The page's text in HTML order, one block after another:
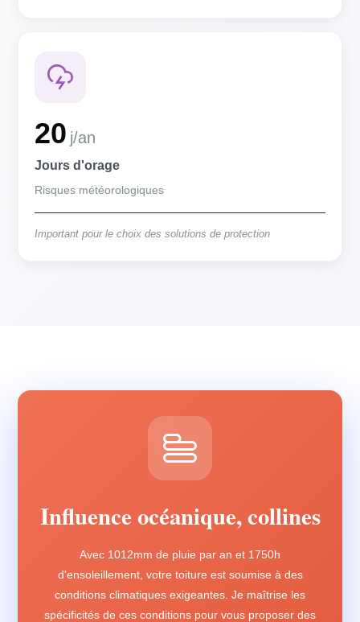
20 j/an
Jours d'orage
Risques météorologiques
Important pour le choix des solutions de protection
Influence océanique, collines
Avec 1012mm de pluie par an et 1750h
d'ensoleillement, votre toiture est soumise à des
conditions climatiques exigeantes. Je maîtrise les
spécificités de ces conditions pour vous proposer des